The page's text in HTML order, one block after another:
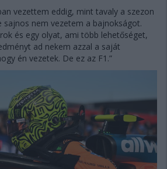
vezettem eddig, mint tavaly a szezon
sajnos nem vezetem a bajnokságot.
és egy olyat, ami több lehetőséget,
ad nekem azzal a saját
én vezetek. De ez az F1.”